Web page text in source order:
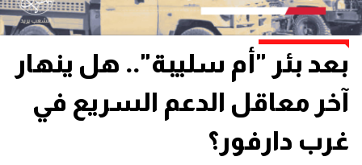
بعد بئر "أم سليبة".. هل ينهار
آخر معاقل الدعم السريع في
غرب دارفور؟